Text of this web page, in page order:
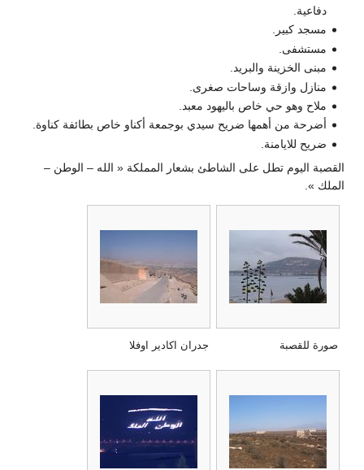
دفاعية.
مسجد كبير.
مستشفى.
مبنى الخزينة والبريد.
منازل وازقة وساحات صغرى.
ملاح وهو حي خاص باليهود معبد.
أضرحة من أهمها ضريح سيدي بوجمعة أكناو خاص بطائفة كناوة.
ضريح للايامنة.
القصبة اليوم تطل على الشاطئ بشعار المملكة « الله – الوطن –
الملك ».
صورة للقصبة جدران اكادير اوفلا